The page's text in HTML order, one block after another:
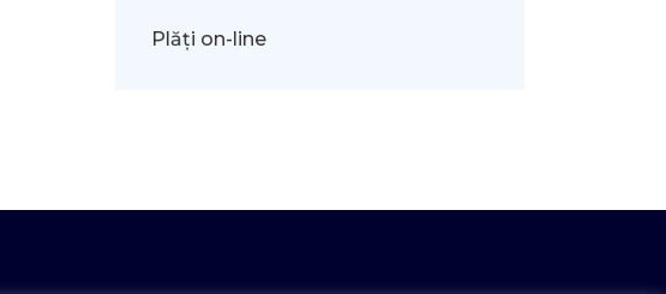
Plăți on-line